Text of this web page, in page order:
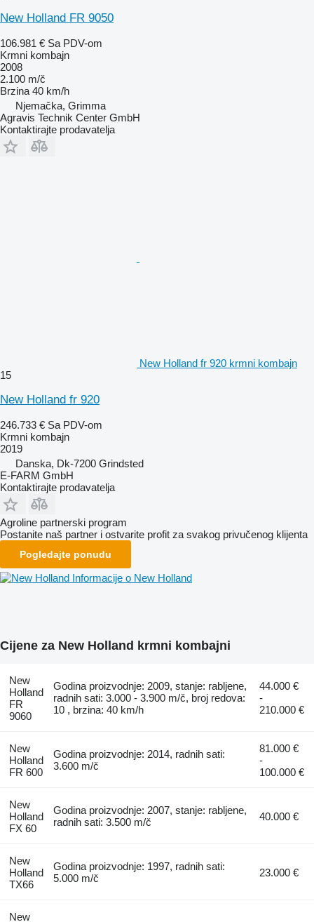
New Holland FR 9050
106.981 € Sa PDV-om
Krmni kombajn
2008
2.100 m/č
Brzina 40 km/h
Njemačka, Grimma
Agravis Technik Center GmbH
Kontaktirajte prodavatelja
New Holland fr 920 krmni kombajn
15
New Holland fr 920
246.733 € Sa PDV-om
Krmni kombajn
2019
Danska, Dk-7200 Grindsted
E-FARM GmbH
Kontaktirajte prodavatelja
Agroline partnerski program
Postanite naš partner i ostvarite profit za svakog privučenog klijenta
Pogledajte ponudu
Informacije o New Holland
Cijene za New Holland krmni kombajni
New
Holland
FR
9060
Godina proizvodnje: 2009, stanje: rabljene,
radnih sati: 3.000 - 3.900 m/č, broj redova:
10 , brzina: 40 km/h
44.000 €
-
210.000 €
New
Holland
FR 600
Godina proizvodnje: 2014, radnih sati:
3.600 m/č
81.000 €
-
100.000 €
New
Holland
FX 60
Godina proizvodnje: 2007, stanje: rabljene,
radnih sati: 3.500 m/č
40.000 €
New
Holland
TX66
Godina proizvodnje: 1997, radnih sati:
5.000 m/č
23.000 €
New